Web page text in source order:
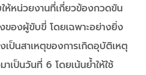
ห้หน่วยงานที่เกี่ยวข้องกวดขัน
ของผู้ขับขี่ โดยเฉพาะอย่างยิ่ง
เป็นสาเหตุของการเกิดอุบัติเหตุ
เป็นวันที่ 6 โดยเน้นย้ำให้ใช้